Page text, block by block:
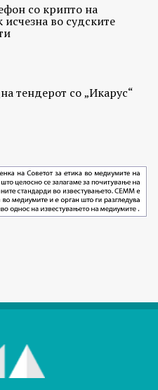
со крипто на
исчезна во судските
тендерот со „Икарус“